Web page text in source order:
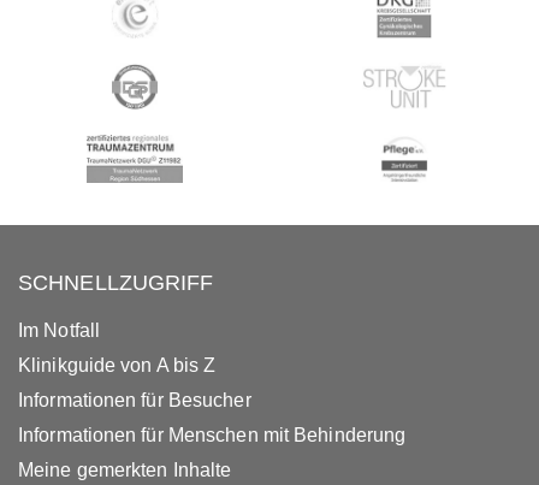
SCHNELLZUGRIFF
Im Notfall
Klinikguide von A bis Z
Informationen für Besucher
Informationen für Menschen mit Behinderung
Meine gemerkten Inhalte